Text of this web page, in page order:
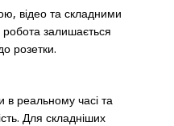
відео та складними
залишається
розетки.
в реальному часі та
Для складніших